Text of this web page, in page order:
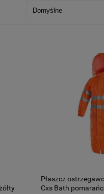
Płaszcz
Cxs Bath